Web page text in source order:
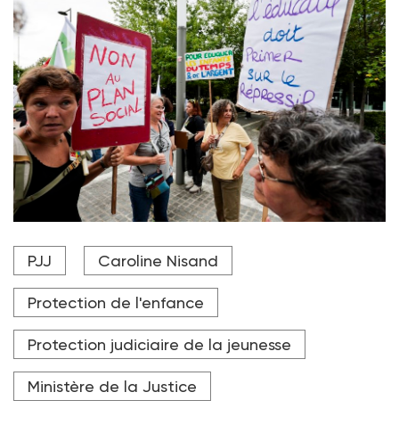
Lors de la précédente mobilisation, le 14 août à Paris,
le personnel de la PJJ proteste contre le non-
deux mois, censé économiser 1,6 à 1,8 million d'euros
par mois.
Crédit photo STEPHANE DE SAKUTIN / AFP
PJJ Caroline Nisand
Protection de l'enfance
Protection judiciaire de la jeunesse
Ministère de la Justice